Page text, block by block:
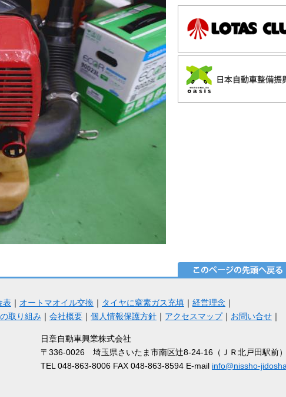
表 ｜ オートマオイル交換 ｜ タイヤに窒素ガス充填 ｜ 経営理念 ｜
取り組み ｜ 会社概要 ｜ 個人情報保護方針 ｜ アクセスマップ｜ お問い合せ ｜
日章自動車興業株式会社
〒336-0026 埼玉県さいたま市南区辻8-24-16（ＪＲ北戸田駅前）
TEL 048-863-8006 FAX 048-863-8594 E-mail info@nissho-